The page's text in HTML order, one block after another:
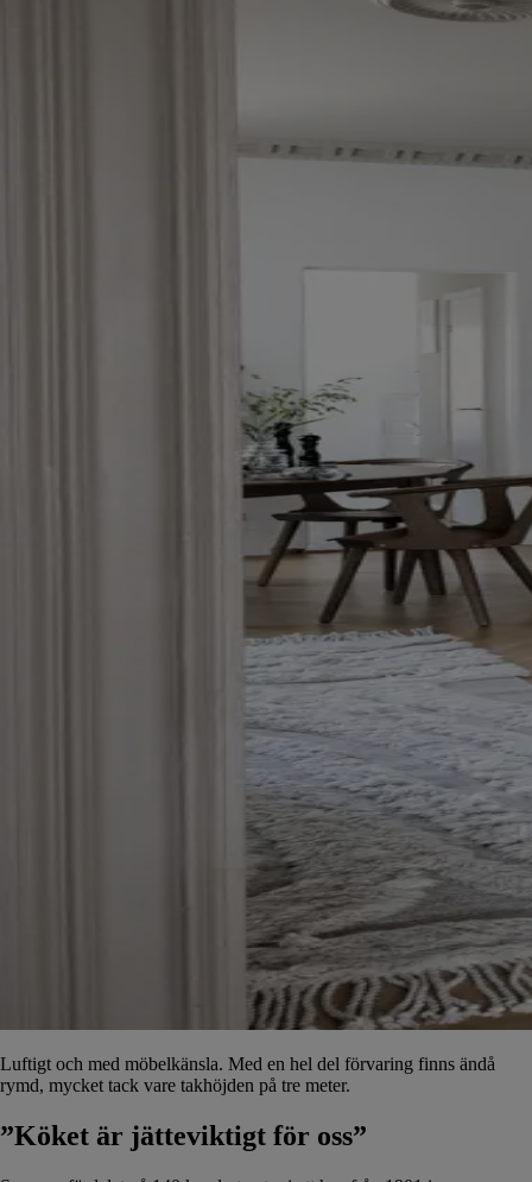
Luftigt och med möbelkänsla. Med en hel del förvaring finns ändå
rymd, mycket tack vare takhöjden på tre meter.
”Köket är jätteviktigt för oss”